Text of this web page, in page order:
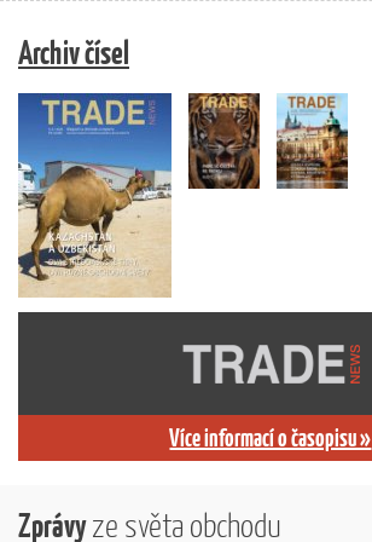
Archiv čísel
Více informací o časopisu »
Zprávyze světa obchodu